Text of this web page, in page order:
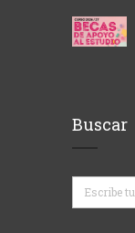
Buscar
Buscar